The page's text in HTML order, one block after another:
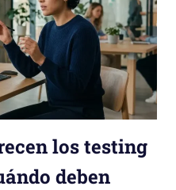
los testing
deben